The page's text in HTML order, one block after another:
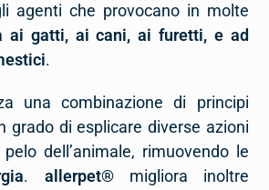
agenti che provocano in molte
ai gatti, ai cani, ai furetti, e ad
.
una combinazione di principi
grado di esplicare diverse azioni
dell’animale, rimuovendo le
. allerpet®migliora inoltre